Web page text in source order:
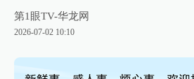
第1眼TV-华龙网
2026-07-02 10:10